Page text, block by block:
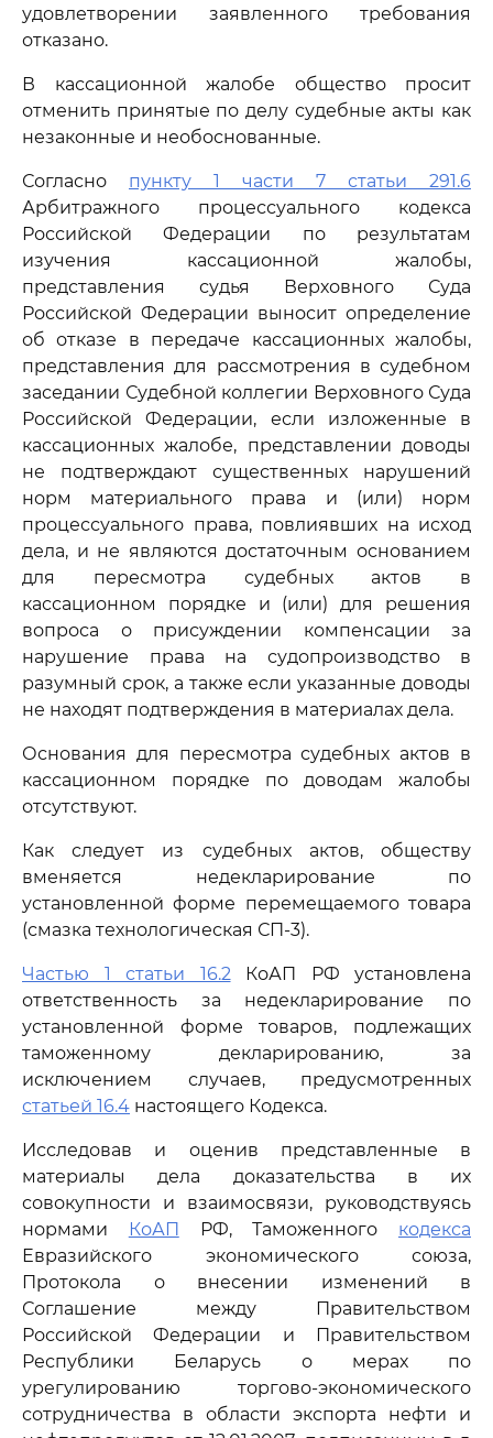
удовлетворении заявленного требования
отказано.
В кассационной жалобе общество просит
отменить принятые по делу судебные акты как
незаконные и необоснованные.
Согласно пункту 1 части 7 статьи 291.6
Арбитражного процессуального кодекса
Российской Федерации по результатам
изучения кассационной жалобы,
представления судья Верховного Суда
Российской Федерации выносит определение
об отказе в передаче кассационных жалобы,
представления для рассмотрения в судебном
заседании Судебной коллегии Верховного Суда
Российской Федерации, если изложенные в
кассационных жалобе, представлении доводы
не подтверждают существенных нарушений
норм материального права и (или) норм
процессуального права, повлиявших на исход
дела, и не являются достаточным основанием
для пересмотра судебных актов в
кассационном порядке и (или) для решения
вопроса о присуждении компенсации за
нарушение права на судопроизводство в
разумный срок, а также если указанные доводы
не находят подтверждения в материалах дела.
Основания для пересмотра судебных актов в
кассационном порядке по доводам жалобы
отсутствуют.
Как следует из судебных актов, обществу
вменяется недекларирование по
установленной форме перемещаемого товара
(смазка технологическая СП-3).
Частью 1 статьи 16.2КоАП РФ установлена
ответственность за недекларирование по
установленной форме товаров, подлежащих
таможенному декларированию, за
исключением случаев, предусмотренных
статьей 16.4 настоящего Кодекса.
Исследовав и оценив представленные в
материалы дела доказательства в их
совокупности и взаимосвязи, руководствуясь
нормами
КоАП РФ, Таможенного кодекса
Евразийского экономического союза,
Протокола о внесении изменений в
Соглашение между Правительством
Российской Федерации и Правительством
Республики Беларусь о мерах по
урегулированию торгово-экономического
сотрудничества в области экспорта нефти и